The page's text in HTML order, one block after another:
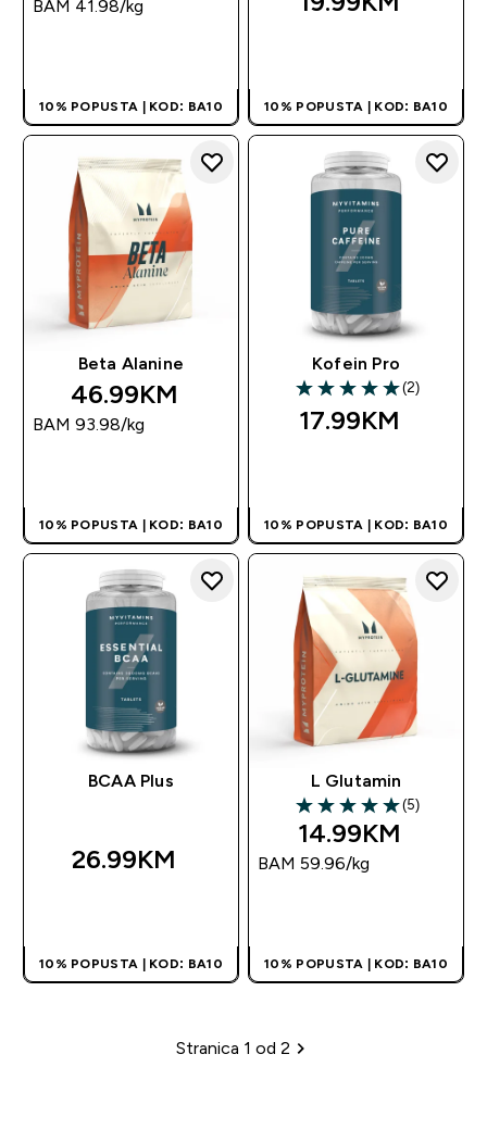
BAM 41.98‎/kg
10% POPUSTA | KOD: BA10 10% POPUSTA | KOD: BA10
Beta Alanine
46.99KM‎
BAM 93.98‎/kg
10% POPUSTA | KOD: BA10
Kofein Pro
5 out of 5 stars
(2)
17.99KM‎
10% POPUSTA | KOD: BA10
BCAA Plus
26.99KM‎
10% POPUSTA | KOD: BA10
L Glutamin
5 out of 5 stars
(5)
14.99KM‎
BAM 59.96‎/kg
10% POPUSTA | KOD: BA10
Paginacija
Stranica 1 od 2